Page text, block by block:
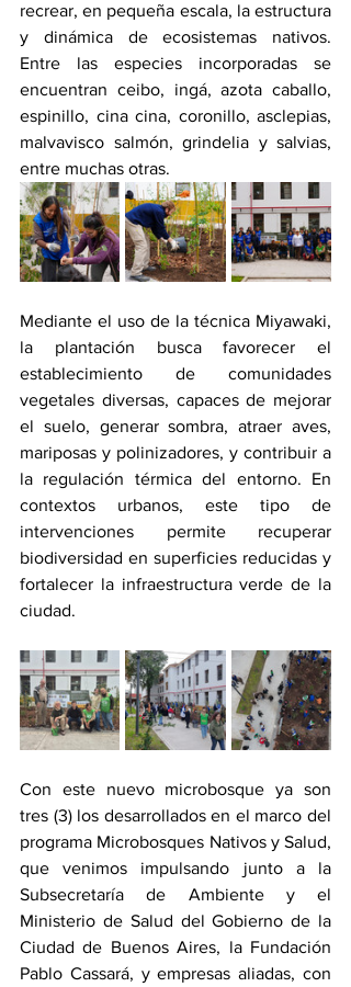
recrear, en pequeña escala, la estructura
y dinámica de ecosistemas nativos.
Entre las especies incorporadas se
encuentran ceibo, ingá, azota caballo,
espinillo, cina cina, coronillo, asclepias,
malvavisco salmón, grindelia y salvias,
entre muchas otras.
Mediante el uso de la técnica Miyawaki,
la plantación busca favorecer el
establecimiento de comunidades
vegetales diversas, capaces de mejorar
el suelo, generar sombra, atraer aves,
mariposas y polinizadores, y contribuir a
la regulación térmica del entorno. En
contextos urbanos, este tipo de
intervenciones permite recuperar
biodiversidad en superficies reducidas y
fortalecer la infraestructura verde de la
ciudad.
Con este nuevo microbosque ya son
tres (3) los desarrollados en el marco del
programa Microbosques Nativos y Salud,
que venimos impulsando junto a la
Subsecretaría de Ambiente y el
Ministerio de Salud del Gobierno de la
Ciudad de Buenos Aires, la Fundación
Pablo Cassará, y empresas aliadas, con